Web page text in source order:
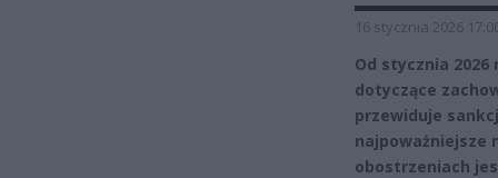
16 stycznia 2026
Od stycznia
dotyczące
przewiduje
najpoważniejsze
obostrzeniach